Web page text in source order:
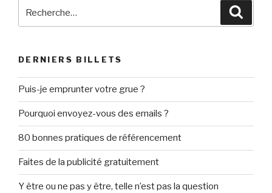
DERNIERS BILLETS
Puis-je emprunter votre grue ?
Pourquoi envoyez-vous des emails ?
80 bonnes pratiques de référencement
Faites de la publicité gratuitement
Y être ou ne pas y être, telle n’est pas la question